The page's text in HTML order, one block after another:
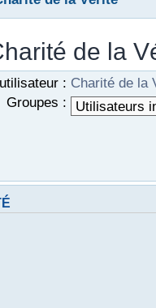
de la
: Charité de la
Groupes :